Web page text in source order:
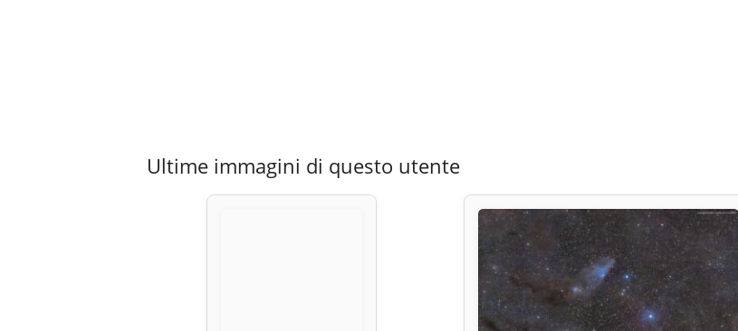
Ultime immagini di questo utente